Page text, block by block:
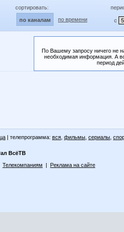
сортировать:
по каналам по времени с
По Вашему запросу ничего не
необходимая информация. А
период
| телепрограмма: вся фильмы сериалы
ВсёТВ
Телекомпаниям | Реклама на сайте